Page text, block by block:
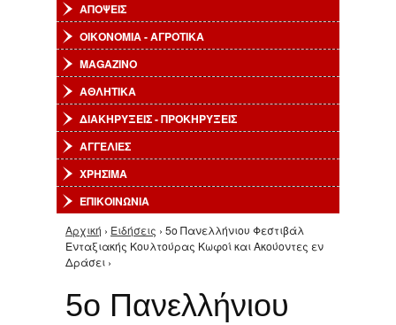
ΑΠΟΨΕΙΣ
ΟΙΚΟΝΟΜΙΑ - ΑΓΡΟΤΙΚΑ
MAGAZINO
ΑΘΛΗΤΙΚΑ
ΔΙΑΚΗΡΥΞΕΙΣ - ΠΡΟΚΗΡΥΞΕΙΣ
ΑΓΓΕΛΙΕΣ
ΧΡΗΣΙΜΑ
ΕΠΙΚΟΙΝΩΝΙΑ
Είστε εδώ
Αρχική › Ειδήσεις › 5ο Πανελλήνιου Φεστιβάλ
Ενταξιακής Κουλτούρας Κωφοί και Ακούοντες εν
Δράσει ›
5ο Πανελλήνιου